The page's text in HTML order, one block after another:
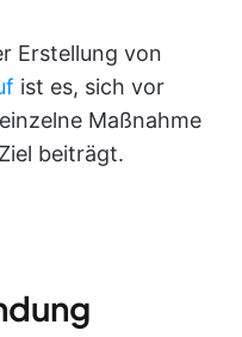
Erstellung von
ist es, sich vor
Maßnahme
beiträgt.